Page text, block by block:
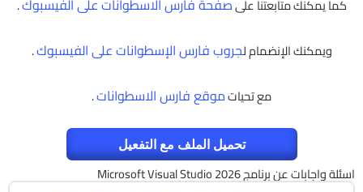
كما يمكنك متابعتنا علىصفحة فارس الاسطوانات على الفيسبوك.
ويمكنك الإنضمام لجروب فارس الإسطوانات على الفيسبوك.
مع تحياتموقع فارس الاسطوانات.
تحميل الملف مع التفعيل
اسئلة واجابات عن برنامج Microsoft Visual Studio 2026